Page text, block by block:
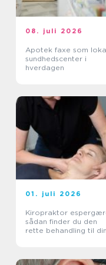
08. juli 2026
Apotek faxe som
sundhedscenter i
hverdagen
01. juli 2026
Kiropraktor
sådan finder du den
rette behandling til